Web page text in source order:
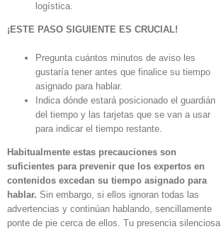
logística.
¡ESTE PASO SIGUIENTE ES CRUCIAL!
Pregunta cuántos minutos de aviso les
gustaría tener antes que finalice su tiempo
asignado para hablar.
Indica dónde estará posicionado el guardián
del tiempo y las tarjetas que se van a usar
para indicar el tiempo restante.
Habitualmente estas precauciones son
suficientes para prevenir que los expertos en
contenidos excedan su tiempo asignado para
hablar. Sin embargo, si ellos ignoran todas las
advertencias y continúan hablando, sencillamente
ponte de pie cerca de ellos. Tu presencia silenciosa